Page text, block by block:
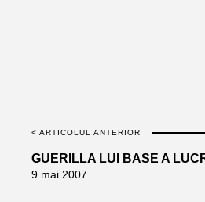
< ARTICOLUL ANTERIOR
GUERILLA LUI BASE A
9 mai 2007